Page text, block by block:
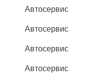
Автосервис
Автосервис
Автосервис
Автосервис